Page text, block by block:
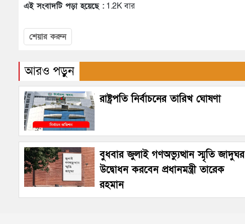
এই সংবাদটি পড়া হয়েছে : 1.2K বার
শেয়ার করুন
আরও পড়ুন
রাষ্ট্রপতি নির্বাচনের তারিখ ঘোষণা
বুধবার জুলাই গণঅভ্যুত্থান স্মৃতি জাদুঘর
উদ্বোধন করবেন প্রধানমন্ত্রী তারেক
রহমান